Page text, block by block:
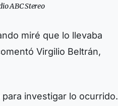
ABC Stereo
miré que lo llevaba
Virgilio Beltrán,
investigar lo ocurrido.